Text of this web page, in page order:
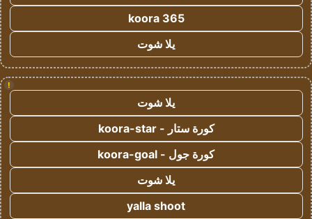
koora 365
يلا شوت
!
يلا شوت
كورة ستار - koora-star
كورة جول - koora-goal
يلا شوت
yalla shoot